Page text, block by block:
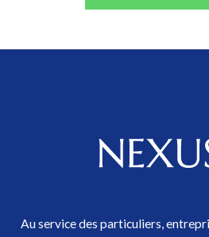
Au service des particuliers,